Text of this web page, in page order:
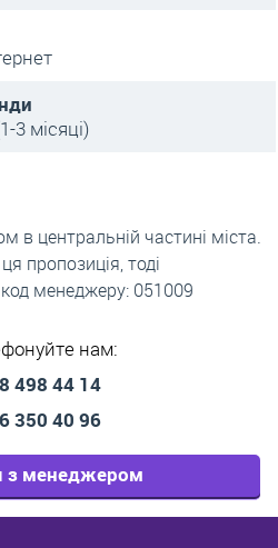
3 місяці)
в центральній частині міста.
пропозиція, тоді
менеджеру: 051009
нам:
498 44 14
350 40 96
з менеджером